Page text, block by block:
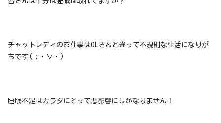
チャットレディのお仕事はOLさんと違って不規則な生活になりが
ちです(；・∀・)
睡眠不足はカラダにとって悪影響にしかなりません！